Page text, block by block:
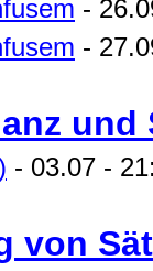
-
-
und
- 03.07 -
von